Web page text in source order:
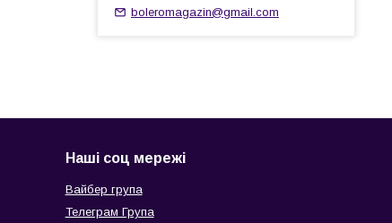
boleromagazin@gmail.com
Наші соц мережі
Вайбер група
Телеграм Група